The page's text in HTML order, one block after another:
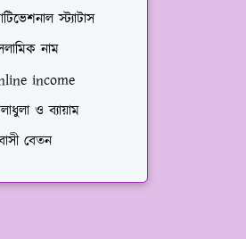
স্ট্যাটাস
নাম
income
ও ব্যায়াম
বেতন